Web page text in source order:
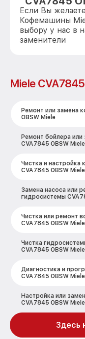
Если Вы
Кофемашины
выбору у нас в
заменители
Miele
Ремонт или замена
OBSW Miele
Ремонт бойлера
CVA7845 OBSW Miele
Чистка и настройка
CVA7845 OBSW Miele
Замена насоса или
гидросистемы
Чистка или ремонт
CVA7845 OBSW Miele
Чистка
CVA7845 OBSW Miele
Диагностика и
CVA7845 OBSW Miele
Настройка или
CVA7845 OBSW Miele
Ремонт или замена
CVA7845 OBSW Miele
Здесь